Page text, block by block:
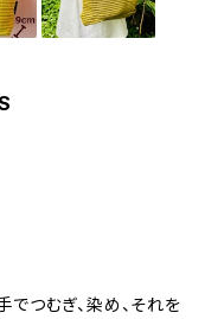
でつむぎ、染め、それを